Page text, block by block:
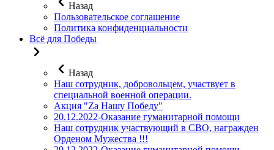
Назад
Пользовательское соглашение
Политика конфиденциальности
Всё для Победы
Назад
Наш сотрудник, добровольцем, участвует в
специальной военной операции.
Акция "Za Нашу Победу"
20.12.2022-Оказание гуманитарной помощи
Наш сотрудник участвующий в СВО, награжден
Орденом Мужества !!!